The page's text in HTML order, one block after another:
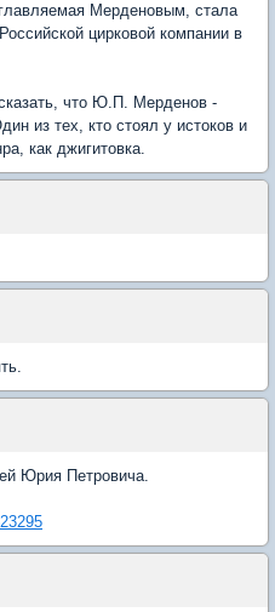
Мерденовым, стала
цирковой компании в
что Ю.П. Мерденов -
из тех, кто стоял у истоков и
как джигитовка.
Юрия Петровича.